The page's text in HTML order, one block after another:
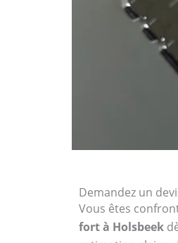
Demandez un
Vous êtes
fort à Holsbeek